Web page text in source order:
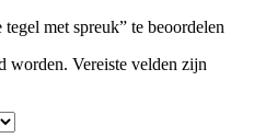
met spreuk” te beoordelen
worden. Vereiste velden zijn